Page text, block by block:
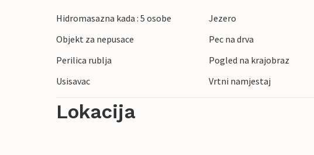
Hidromasazna kada : 5 osobe
Jezero
Objekt za nepusace
Pec na drva
Perilica rublja
Pogled na krajobraz
Usisavac
Vrtni namjestaj
Lokacija